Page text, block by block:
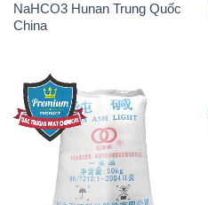
NaHCO3 Hunan Trung Quốc
China